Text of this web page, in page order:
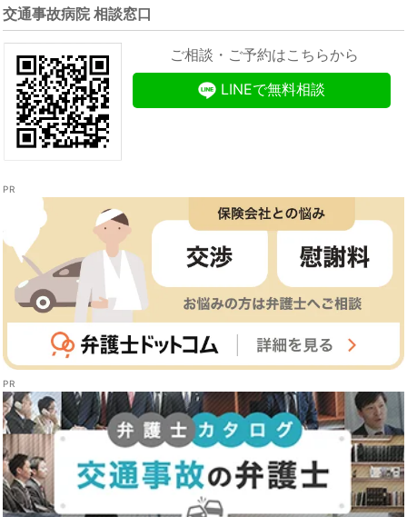
交通事故病院 相談窓口
ご相談・ご予約はこちらから
LINEで無料相談